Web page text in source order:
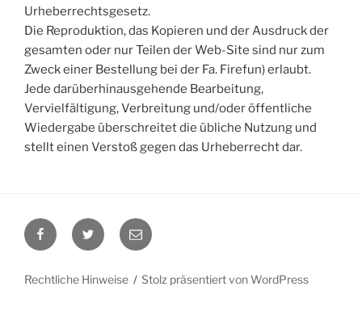
Urheberrechtsgesetz.
Die Reproduktion, das Kopieren und der Ausdruck der
gesamten oder nur Teilen der Web-Site sind nur zum
Zweck einer Bestellung bei der Fa. Firefun) erlaubt.
Jede darüberhinausgehende Bearbeitung,
Vervielfältigung, Verbreitung und/oder öffentliche
Wiedergabe überschreitet die übliche Nutzung und
stellt einen Verstoß gegen das Urheberrecht dar.
FacebookTwitter E-
Mail
Rechtliche Hinweise Stolz präsentiert von WordPress